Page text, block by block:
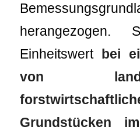
Einheitswert
bei
von
Grundstücken